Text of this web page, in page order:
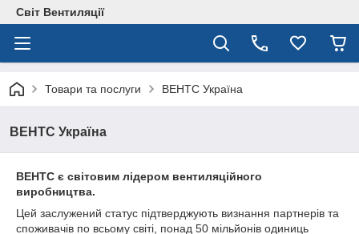
Світ Вентиляції
Товари та послуги ВЕНТС Україна
ВЕНТС Україна
ВЕНТС є світовим лідером вентиляційного
виробництва.
Цей заслужений статус підтверджують визнання партнерів та
споживачів по всьому світі, понад 50 мільйонів одиниць